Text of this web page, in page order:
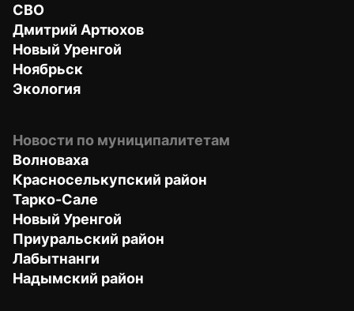
СВО
Дмитрий Артюхов
Новый Уренгой
Ноябрьск
Экология
Новости по муниципалитетам
Волноваха
Красноселькупский район
Тарко-Сале
Новый Уренгой
Приуральский район
Лабытнанги
Надымский район